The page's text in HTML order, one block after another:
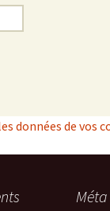
données de vos
Méta